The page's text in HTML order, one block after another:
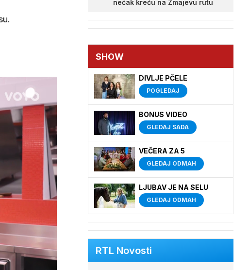
nećak kreću na Zmajevu rutu
SHOW
DIVLJE PČELE
POGLEDAJ
BONUS VIDEO
GLEDAJ SADA
VEČERA ZA 5
GLEDAJ ODMAH
LJUBAV JE NA SELU
GLEDAJ ODMAH
RTL Novosti